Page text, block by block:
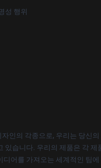
성 행위
인의 각종으로, 우리는 당신의
있습니다. 우리의 제품은 각 제
디어를 가져오는 세계적인 팀